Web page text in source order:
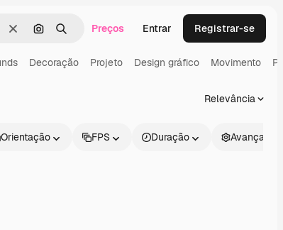
LimparPesquisar por imagem
BuscarPreços Entrar Registrar-se
Decoração Projeto Design gráfico Movimento
Relevância
Orientação FPS Duração Avançado